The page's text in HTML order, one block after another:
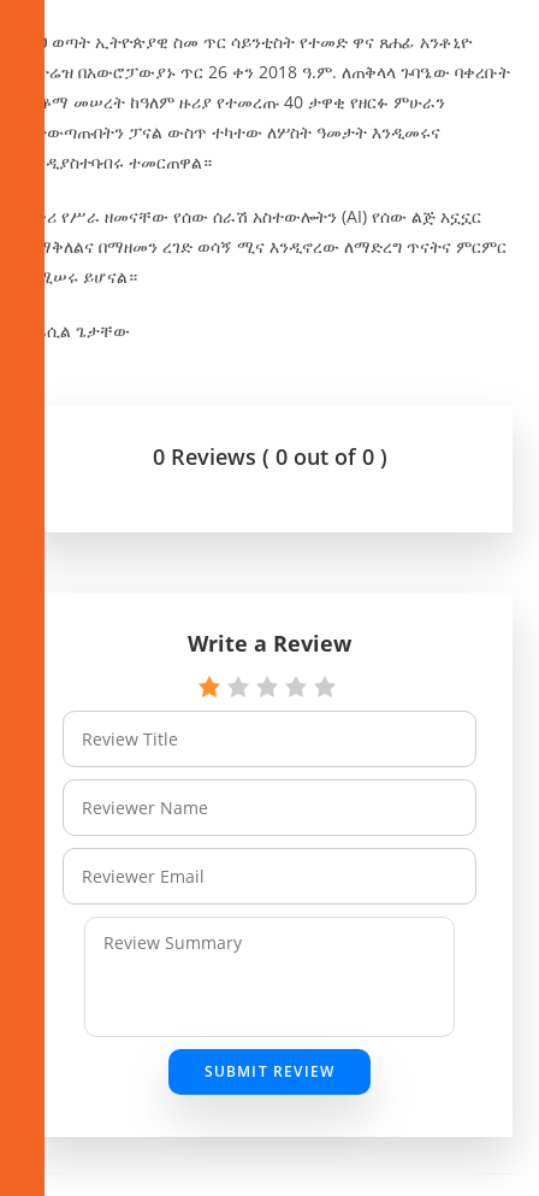
ይህ ወጣት ኢትዮጵያዊ ስመ ጥር ሳይንቲስት የተመድ ዋና ጸሐፊ አንቶኒዮ
ጉተሬዝ በአውሮፓውያኑ ጥር 26 ቀን 2018 ዓ.ም. ለጠቅላላ ጉባዔው ባቀረቡት
ጥቆማ መሠረት ከዓለም ዙሪያ የተመረጡ 40 ታዋቂ የዘርፉ ምሁራን
በተውጣጡበትን ፓናል ውስጥ ተካተው ለሦስት ዓመታት እንዲመሩና
እንዲያስተባብሩ ተመርጠዋል።
በቀሪ የሥራ ዘመናቸው የሰው ሰራሽ አስተውሎትን (AI) የሰው ልጅ አኗኗር
በማቅለልና በማዘመን ረገድ ወሳኝ ሚና እንዲኖረው ለማድረግ ጥናትና ምርምር
የሚሠሩ ይሆናል።
በፋሲል ጌታቸው
0 Reviews ( 0 out of 0 )
Write a Review
SUBMIT REVIEW